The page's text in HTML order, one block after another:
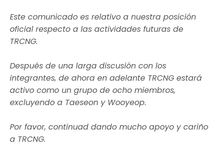
Este comunicado es relativo a nuestra posición
oficial respecto a las actividades futuras de
TRCNG.
Después de una larga discusión con los
integrantes, de ahora en adelante TRCNG estará
activo como un grupo de ocho miembros,
excluyendo a Taeseon y Wooyeop.
Por favor, continuad dando mucho apoyo y cariño
a TRCNG.